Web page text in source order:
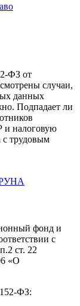
ФЗ от
случаи,
данных
Подпадает ли
и налоговую
с трудовым
РУНА
фонд и
с
ст. 22
«О
ФЗ: